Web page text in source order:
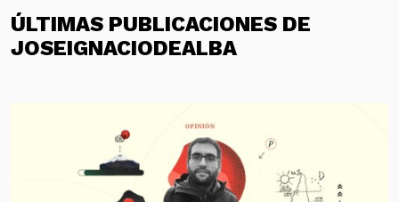
ÚLTIMAS PUBLICACIONES DE
JOSEIGNACIODEALBA